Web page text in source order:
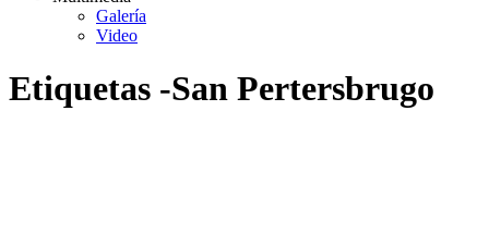
Galería
Video
Etiquetas -San Pertersbrugo